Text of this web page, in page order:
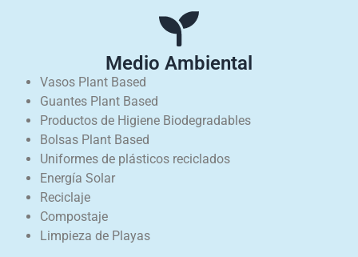
Medio Ambiental
Vasos Plant Based
Guantes Plant Based
Productos de Higiene Biodegradables
Bolsas Plant Based
Uniformes de plásticos reciclados
Energía Solar
Reciclaje
Compostaje
Limpieza de Playas